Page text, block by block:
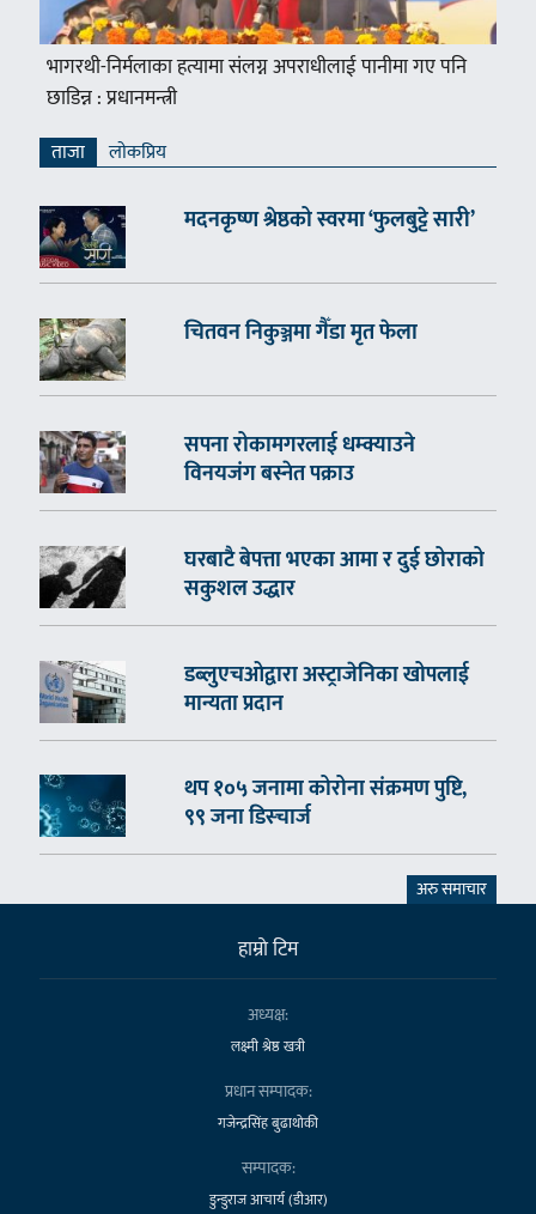
भागरथी-निर्मलाका हत्यामा संलग्न अपराधीलाई पानीमा गए पनि
छाडिन्न : प्रधानमन्त्री
ताजा लाेकप्रिय
मदनकृष्ण श्रेष्ठको स्वरमा ‘फुलबुट्टे सारी’
चितवन निकुञ्जमा गैँडा मृत फेला
सपना रोकामगरलाई धम्क्याउने
विनयजंग बस्नेत पक्राउ
घरबाटै बेपत्ता भएका आमा र दुई छोराको
सकुशल उद्धार
डब्लुएचओद्वारा अस्ट्राजेनिका खोपलाई
मान्यता प्रदान
थप १०५ जनामा कोरोना संक्रमण पुष्टि,
९९ जना डिस्चार्ज
अरु समाचार
हाम्राे टिम
अध्यक्ष:
लक्ष्मी श्रेष्ठ खत्री
प्रधान सम्पादक:
गजेन्द्रसिंह बुढाथोकी
सम्पादक:
डुन्डुराज आचार्य (डीआर)